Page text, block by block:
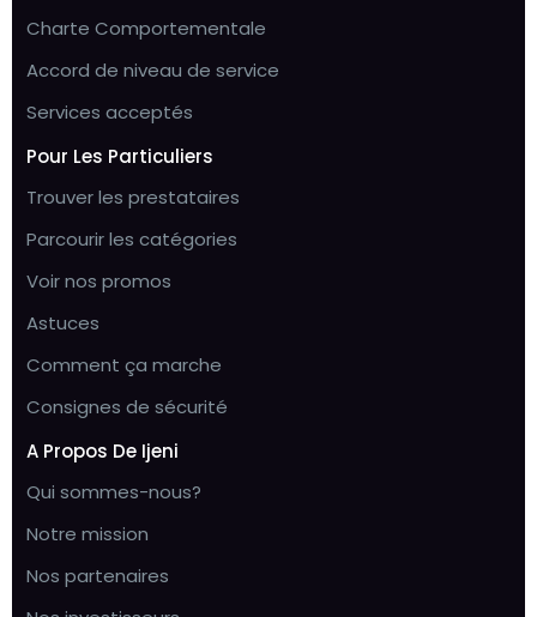
Charte Comportementale
Accord de niveau de service
Services acceptés
Pour Les Particuliers
Trouver les prestataires
Parcourir les catégories
Voir nos promos
Astuces
Comment ça marche
Consignes de sécurité
A Propos De Ijeni
Qui sommes-nous?
Notre mission
Nos partenaires